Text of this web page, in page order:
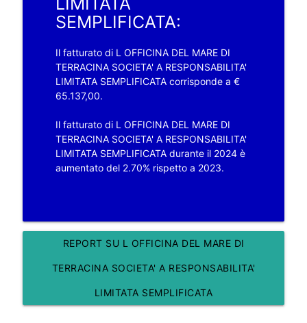
SEMPLIFICATA:
Il fatturato di L OFFICINA DEL MARE DI
TERRACINA SOCIETA' A RESPONSABILITA'
LIMITATA SEMPLIFICATA corrisponde a €
65.137,00.
Il fatturato di L OFFICINA DEL MARE DI
TERRACINA SOCIETA' A RESPONSABILITA'
LIMITATA SEMPLIFICATA durante il 2024 è
aumentato del 2.70% rispetto a 2023.
REPORT SU L OFFICINA DEL MARE DI
TERRACINA SOCIETA' A RESPONSABILITA'
LIMITATA SEMPLIFICATA